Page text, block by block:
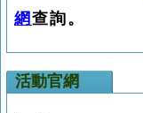
網 查詢。
活動官網